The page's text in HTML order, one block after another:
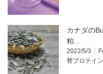
カナダの
粕…
2022/5/3
替プロテイン